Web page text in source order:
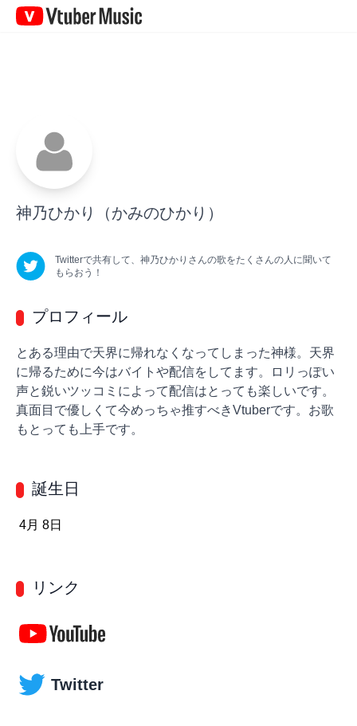
Vtuber
神乃ひかり （かみのひかり）
Twitterで共有して、神乃ひかり さんの歌をたくさんの人に聞いて
もらおう！
プロフィール
とある理由で天界に帰れなくなってしまった神様。天界
に帰るために今はバイトや配信をしてます。ロリっぽい
声と鋭いツッコミによって配信はとっても楽しいです。
真面目で優しくて今めっちゃ推すべきVtuberです。お歌
もとっても上手です。
誕生日
4月 8日
リンク
Twitter